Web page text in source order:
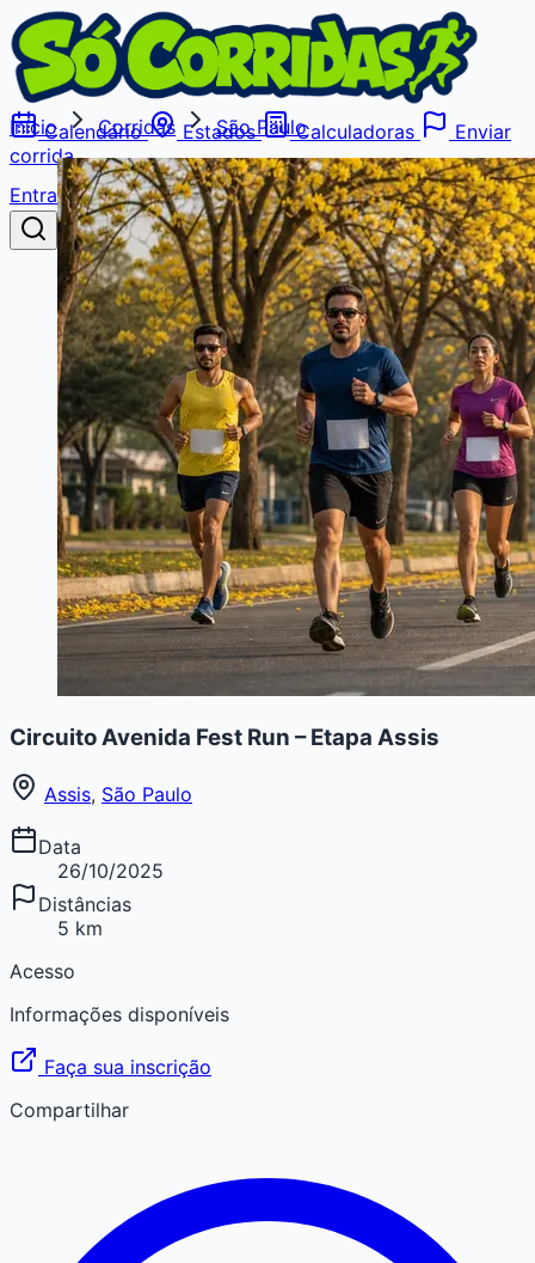
Calendário Estados Calculadoras
Enviar
corrida
Entrar
Buscar
Início Corridas São Paulo
Circuito Avenida Fest Run – Etapa Assis
Assis, São Paulo
Data
26/10/2025
Distâncias
5 km
Acesso
Informações disponíveis
Faça sua inscrição
Compartilhar